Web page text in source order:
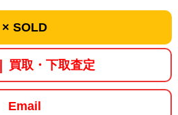
× SOLD
買取・下取査定
Email